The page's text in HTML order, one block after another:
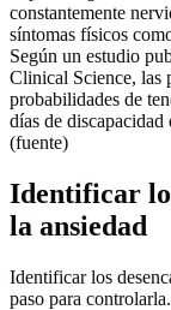
constantemente
síntomas físicos
Según un estudio
Clinical Science, las
probabilidades de
días de discapacidad
(fuente)
Identificar
la ansiedad
Identificar los
paso para